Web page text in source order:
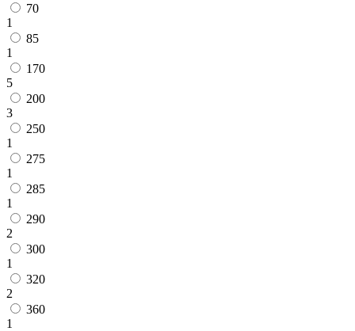
70
1
85
1
170
5
200
3
250
1
275
1
285
1
290
2
300
1
320
2
360
1